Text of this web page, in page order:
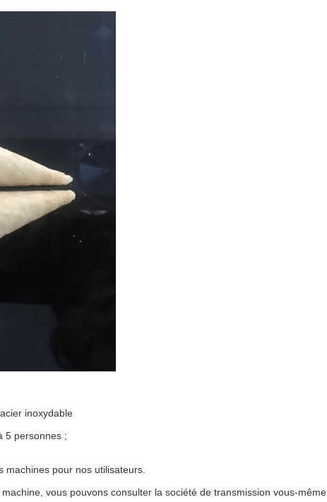
inoxydable
5 personnes ;
pour nos utilisateurs.
vous pouvons consulter la société de transmission vous-même.